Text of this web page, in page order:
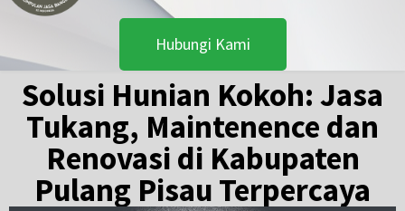
Hubungi Kami
Solusi Hunian Kokoh: Jasa
Tukang, Maintenence dan
Renovasi di Kabupaten
Pulang Pisau Terpercaya